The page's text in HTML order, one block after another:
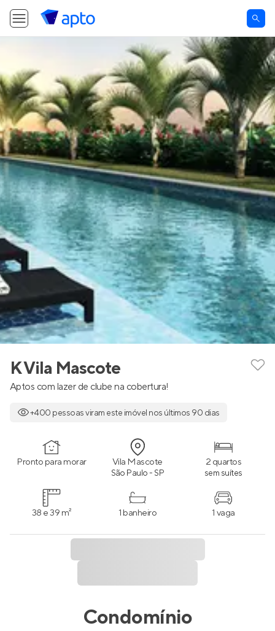
K Vila Mascote
Aptos com lazer de clube na cobertura!
+400 pessoas viram este imóvel nos últimos 90 dias
Pronto para morar Vila Mascote
São Paulo - SP
2 quartos
sem suítes
38 e 39 m² 1 banheiro 1 vaga
Condomínio